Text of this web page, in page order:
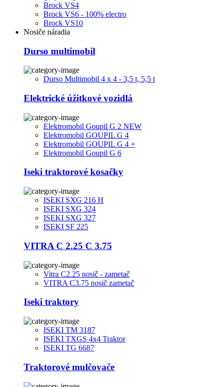
Brock VS4
Brock VS6 - 100% electro
Brock VS10
Nosiče náradia
Durso multimobil
Durso Multimobil 4 x 4 - 3,5 t, 5,5 t
Elektrické úžitkové vozidlá
Elektromobil Goupil G 2 NEW
Elektromobil GOUPIL G 4
Elektromobil GOUPIL G 4 +
Elektromobil Goupil G 6
Iseki traktorové kosačky
ISEKI SXG 216 H
ISEKI SXG 324
ISEKI SXG 327
ISEKI SF 225
VITRA C 2.25 C 3.75
Vitra C2.25 nosič - zametač
VITRA C3.75 nosič zametač
Iseki traktory
ISEKI TM 3187
ISEKI TXGS 4x4 Traktor
ISEKI TG 6687
Traktorové mulčovače